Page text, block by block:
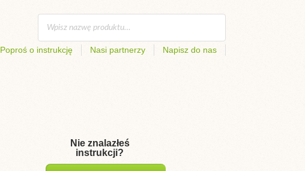
Poproś o instrukcję Nasi partnerzy Napisz do nas
Nie znalazłeś
instrukcji?